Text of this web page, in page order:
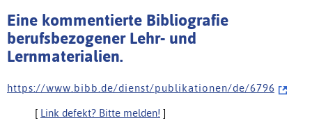
Eine kommentierte Bibliografie
berufsbezogener Lehr- und
Lernmaterialien.
h t t p s : / / w w w . b i b b . d e / d i e n s t / p u b l i k a t i o n e n / d e / 6 7 9 6
[ Link defekt? Bitte melden! ]